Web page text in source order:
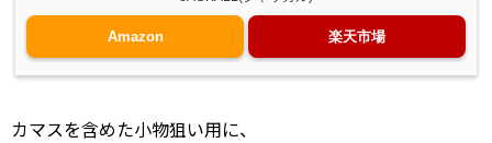
Amazon 楽天市場
カマスを含めた小物狙い用に、